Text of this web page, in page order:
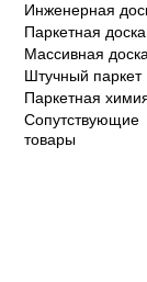
Инженерная
Паркетная доска
Массивная доска
Штучный паркет
Паркетная
Сопутствующие
товары